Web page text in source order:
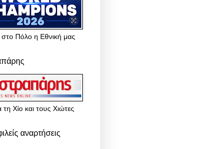
Πόλο η Εθνική μας
τη Χίο και τους Χιώτες
αναρτήσεις